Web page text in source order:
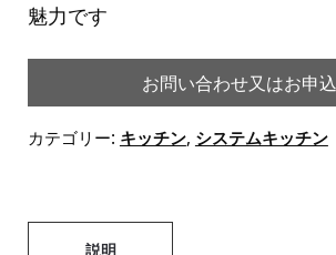
魅力です
お問い合わせ又はお申
カテゴリー: キッチン, システムキッチン
説明